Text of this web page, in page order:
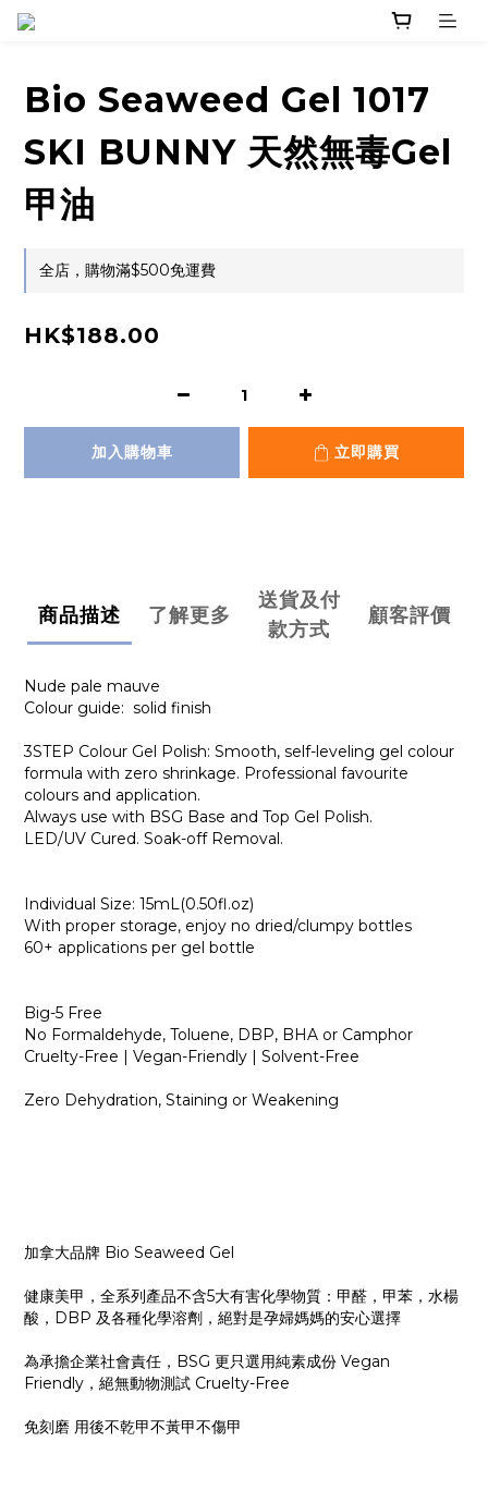
Bio Seaweed Gel 1017
SKI BUNNY 天然無毒Gel
甲油
全店，購物滿$500免運費
HK$188.00
加入購物車 立即購買
商品描述 了解更多
送貨及付
款方式
顧客評價
Nude pale mauve
Colour guide: solid finish
3STEP Colour Gel Polish: Smooth, self-leveling gel colour
formula with zero shrinkage. Professional favourite
colours and application.
Always use with BSG Base and Top Gel Polish.
LED/UV Cured. Soak-off Removal.
Individual Size: 15mL(0.50fl.oz)
With proper storage, enjoy no dried/clumpy bottles
60+ applications per gel bottle
Big-5 Free
No Formaldehyde, Toluene, DBP, BHA or Camphor
Cruelty-Free | Vegan-Friendly | Solvent-Free
Zero Dehydration, Staining or Weakening
加拿大品牌 Bio Seaweed Gel
健康美甲，全系列產品不含5大有害化學物質：甲醛，甲苯，水楊
酸，DBP 及各種化學溶劑，絕對是孕婦媽媽的安心選擇
為承擔企業社會責任，BSG 更只選用純素成份 Vegan
Friendly，絕無動物測試 Cruelty-Free
免刻磨 用後不乾甲不黃甲不傷甲